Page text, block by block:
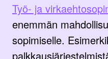
Työ- ja
enemmän
sopimiselle.